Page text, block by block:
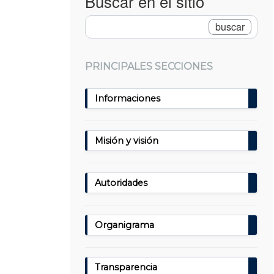
PRINCIPALES SECCIONES
Informaciones
Misión y visión
Autoridades
Organigrama
Transparencia